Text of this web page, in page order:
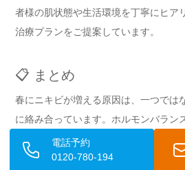
者様の肌状態や生活環境を丁寧にヒア
治療プランをご提案しています。
📋 まとめ
春にニキビが増える原因は、一つでは
に絡み合っています。ホルモンバラン
バリアの低下、春から増加する紫外線
る皮脂分泌の変化、新生活によるスト
電話予約
0120-780-194